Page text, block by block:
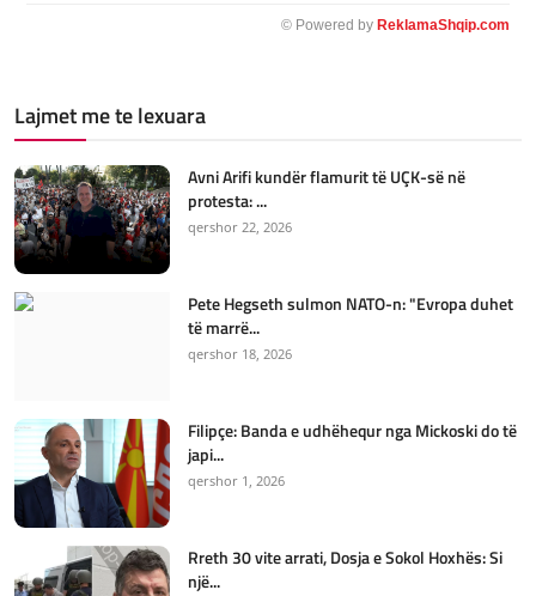
© Powered by ReklamaShqip.com
Lajmet me te lexuara
Avni Arifi kundër flamurit të UÇK-së në
protesta: ...
qershor 22, 2026
Pete Hegseth sulmon NATO-n: "Evropa duhet
të marrë...
qershor 18, 2026
Filipçe: Banda e udhëhequr nga Mickoski do të
japi...
qershor 1, 2026
Rreth 30 vite arrati, Dosja e Sokol Hoxhës: Si
një...